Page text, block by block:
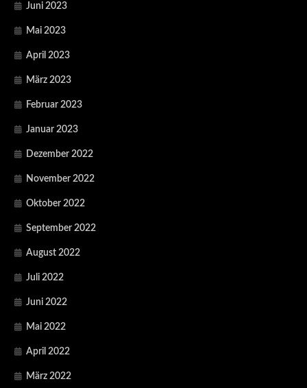
Juni 2023
Mai 2023
April 2023
März 2023
Februar 2023
Januar 2023
Dezember 2022
November 2022
Oktober 2022
September 2022
August 2022
Juli 2022
Juni 2022
Mai 2022
April 2022
März 2022